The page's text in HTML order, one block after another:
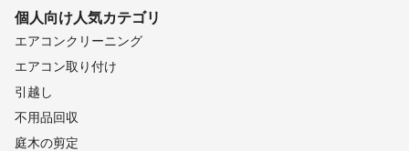
個人向け人気カテゴリ
エアコンクリーニング
エアコン取り付け
引越し
不用品回収
庭木の剪定